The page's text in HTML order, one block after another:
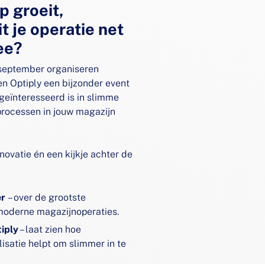
groeit,
je operatie net
organiseren
Optiply een bijzonder event
is in slimme
in jouw magazijn
én een kijkje achter de
– over de grootste
magazijnoperaties.
– laat zien hoe
helpt om slimmer in te